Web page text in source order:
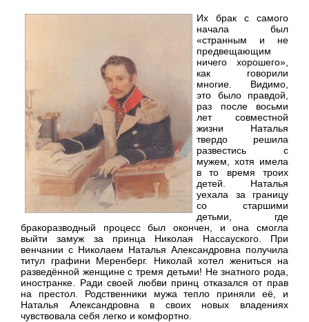
Их брак с самого
начала был
«странным и не
предвещающим
ничего хорошего»,
как говорили
многие. Видимо,
это было правдой,
раз после восьми
лет совместной
жизни Наталья
твердо решила
развестись с
мужем, хотя имела
в то время троих
детей. Наталья
уехала за границу
со старшими
детьми, где
бракоразводный процесс был окончен, и она смогла
выйти замуж за принца Николая Нассауского. При
венчании с Николаем Наталья Александровна получила
титул графини Меренберг. Николай хотел жениться на
разведённой женщине с тремя детьми! Не знатного рода,
иностранке. Ради своей любви принц отказался от прав
на престол. Родственники мужа тепло приняли её, и
Наталья Александровна в своих новых владениях
чувствовала себя легко и комфортно.